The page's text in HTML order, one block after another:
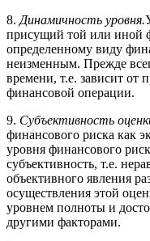
8. Динамичность уровня.
присущий той или иной
определенному виду
неизменным. Прежде
времени, т.е. зависит от
финансовой операции.
9. Субъективность
финансового риска как
уровня финансового
субъективность, т.е.
объективного явления
осуществления этой
уровнем полноты и
другими факторами.